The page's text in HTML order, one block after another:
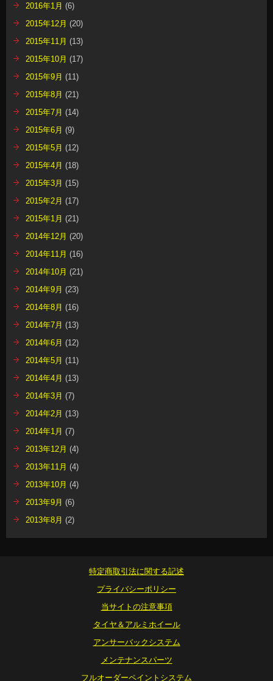
2016年1月 (6)
2015年12月 (20)
2015年11月 (13)
2015年10月 (17)
2015年9月 (11)
2015年8月 (21)
2015年7月 (14)
2015年6月 (9)
2015年5月 (12)
2015年4月 (18)
2015年3月 (15)
2015年2月 (17)
2015年1月 (21)
2014年12月 (20)
2014年11月 (16)
2014年10月 (21)
2014年9月 (23)
2014年8月 (16)
2014年7月 (13)
2014年6月 (12)
2014年5月 (11)
2014年4月 (13)
2014年3月 (7)
2014年2月 (13)
2014年1月 (7)
2013年12月 (4)
2013年11月 (4)
2013年10月 (4)
2013年9月 (6)
2013年8月 (2)
特定商取引法に関する記述
プライバシーポリシー
当サイトの注意事項
タイヤ＆アルミホイール
アンサーバックシステム
メンテナンスパーツ
フルオーダーペイントシステム